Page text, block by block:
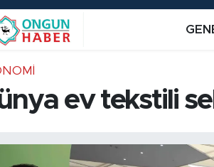
ev tekstili
Grup Puan Durumu ve Fikstür